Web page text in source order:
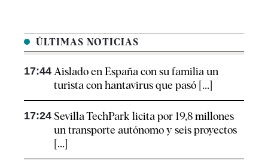
ÚLTIMAS NOTICIAS
17:44 Aislado en España con su familia un
turista con hantavirus que pasó [...]
17:24 Sevilla TechPark licita por 19,8 millones
un transporte autónomo y seis proyectos
[...]